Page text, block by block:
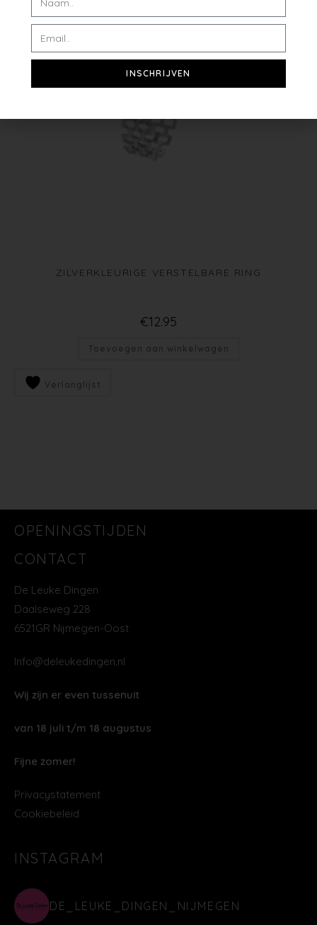
ZILVERKLEURIGE VERSTELBARE RING
€12.95
Toevoegen aan winkelwagen
Verlanglijst
OPENINGSTIJDEN
CONTACT
De Leuke Dingen
Daalseweg 228
6521GR Nijmegen-Oost
Info@deleukedingen.nl
Wij zijn er even tussenuit
van 18 juli t/m 18 augustus
Fijne zomer!
Privacystatement
Cookiebeleid
INSTAGRAM
DE_LEUKE_DINGEN_NIJMEGEN
INSCHRIJVEN